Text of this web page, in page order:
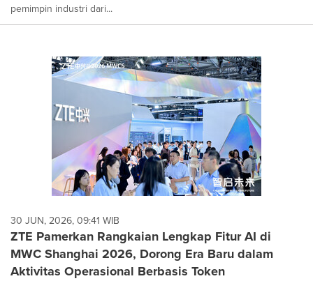
pemimpin industri dari...
30 JUN, 2026, 09:41 WIB
ZTE Pamerkan Rangkaian Lengkap Fitur AI di
MWC Shanghai 2026, Dorong Era Baru dalam
Aktivitas Operasional Berbasis Token